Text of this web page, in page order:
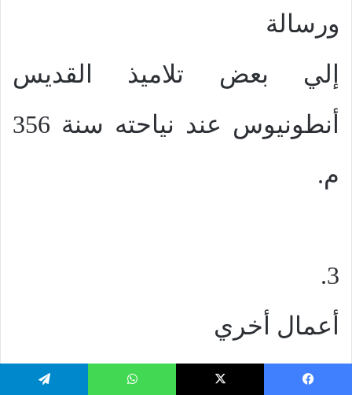
ورسالة
إلي بعض تلاميذ القديس
أنطونيوس عند نياحته سنة 356
م.
3.
أعمال أخري
يعتقد